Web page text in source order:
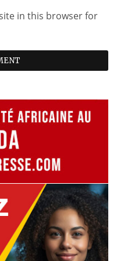
in this browser for